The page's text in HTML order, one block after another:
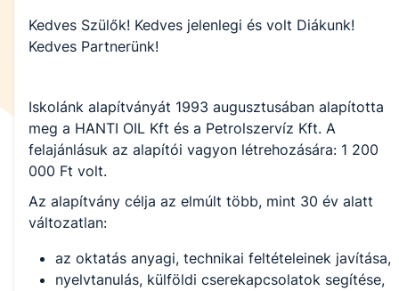
Kedves Szülők! Kedves jelenlegi és volt Diákunk!
Kedves Partnerünk!
Iskolánk alapítványát 1993 augusztusában alapította
meg a HANTI OIL Kft és a Petrolszervíz Kft. A
felajánlásuk az alapítói vagyon létrehozására: 1 200
000 Ft volt.
Az alapítvány célja az elmúlt több, mint 30 év alatt
változatlan:
az oktatás anyagi, technikai feltételeinek javítása,
nyelvtanulás, külföldi cserekapcsolatok segítése,